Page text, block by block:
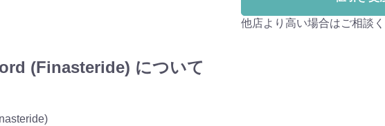
他店より高い場合はご相談
(Finasteride) について